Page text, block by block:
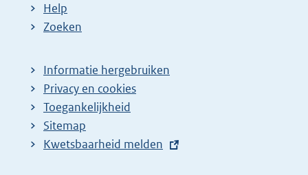
Help
Zoeken
Informatie hergebruiken
Privacy en cookies
Toegankelijkheid
Sitemap
E
Kwetsbaarheid melden